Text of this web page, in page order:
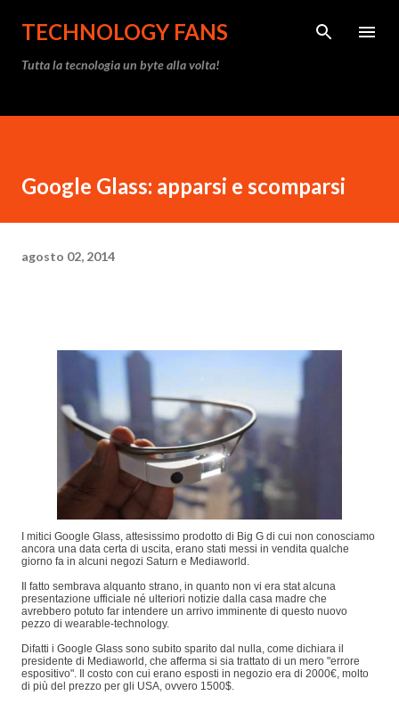
Passa ai contenuti principali
TECHNOLOGY FANS
Tutta la tecnologia un byte alla volta!
Google Glass: apparsi e scomparsi
agosto 02, 2014
I mitici Google Glass, attesissimo prodotto di Big G di cui non conosciamo
ancora una data certa di uscita, erano stati messi in vendita qualche
giorno fa in alcuni negozi Saturn e Mediaworld.
Il fatto sembrava alquanto strano, in quanto non vi era stat alcuna
presentazione ufficiale né ulteriori notizie dalla casa madre che
avrebbero potuto far intendere un arrivo imminente di questo nuovo
pezzo di wearable-technology.
Difatti i Google Glass sono subito sparito dal nulla, come dichiara il
presidente di Mediaworld, che afferma si sia trattato di un mero "errore
espositivo". Il costo con cui erano esposti in negozio era di 2000€, molto
di più del prezzo per gli USA, ovvero 1500$.